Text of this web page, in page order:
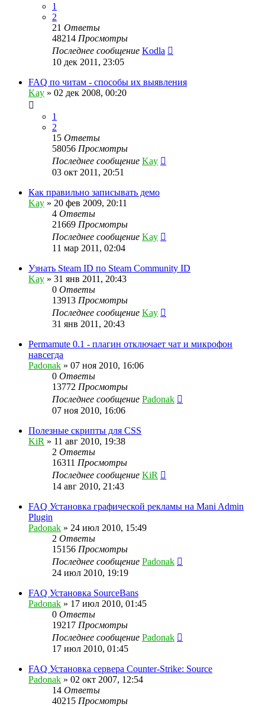
1
2
21 Ответы
48214 Просмотры
Последнее сообщение Kodla
10 дек 2011, 23:05
FAQ по читам - способы их выявления
Kay » 02 дек 2008, 00:20
1
2
15 Ответы
58056 Просмотры
Последнее сообщение Kay
03 окт 2011, 20:51
Как правильно записывать демо
Kay » 20 фев 2009, 20:11
4 Ответы
21669 Просмотры
Последнее сообщение Kay
11 мар 2011, 02:04
Узнать Steam ID по Steam Community ID
Kay » 31 янв 2011, 20:43
0 Ответы
13913 Просмотры
Последнее сообщение Kay
31 янв 2011, 20:43
Permamute 0.1 - плагин отключает чат и микрофон
навсегда
Padonak » 07 ноя 2010, 16:06
0 Ответы
13772 Просмотры
Последнее сообщение Padonak
07 ноя 2010, 16:06
Полезные скрипты для CSS
KiR » 11 авг 2010, 19:38
2 Ответы
16311 Просмотры
Последнее сообщение KiR
14 авг 2010, 21:43
FAQ Установка графической рекламы на Mani Admin
Plugin
Padonak » 24 июл 2010, 15:49
2 Ответы
15156 Просмотры
Последнее сообщение Padonak
24 июл 2010, 19:19
FAQ Установка SourceBans
Padonak » 17 июл 2010, 01:45
0 Ответы
19217 Просмотры
Последнее сообщение Padonak
17 июл 2010, 01:45
FAQ Установка сервера Counter-Strike: Source
Padonak » 02 окт 2007, 12:54
14 Ответы
40215 Просмотры